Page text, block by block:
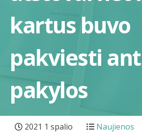
kartus buvo
pakviesti ant
pakylos
2021 1 spalio Naujienos